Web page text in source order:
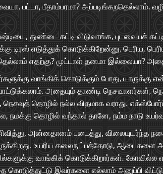
பட்டா, பீதாம்பரமா?
துண்டை கட்டி விடுவாங்க, புடவையக்
டிரஸ் எடுத்துக் கொடுக்கிறேன்னு, பெரிய,
எதற்கு? முட்டாள் தனமா இல்லையா?
வாங்கிக் கொடுக்கும் போது, யாருக்கு
அதையும் தாண்டி
தொழில் நல்ல விதமாக வராது.
தொழில் வந்தால் தானே, நம்ம நாடு
அன்னதானம் படைத்து, விலையுயர்ந்த
உயரிய கலைநுட்பத்தோடு, ஆடைகளை
வாங்கிக் கொடுக்கிறார்கள். கோவில்ல
கொடுத்துட்டு இவர்களை எல்லாம் அனுப்பி